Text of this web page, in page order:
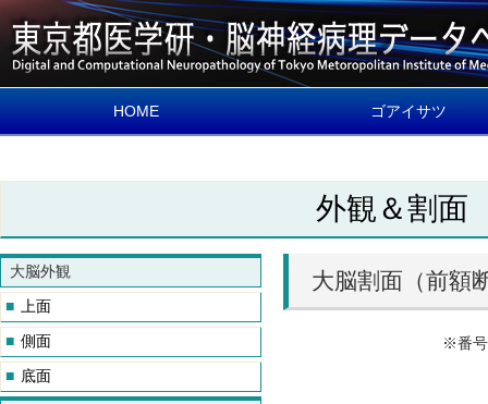
HOME ゴアイサツ
中枢神経・マクロ
名称と細胞の見方
データベースの概要
外観＆割面
大脳外観
■
上面
■ 側面
■ 底面
大脳割面（前額
※番号